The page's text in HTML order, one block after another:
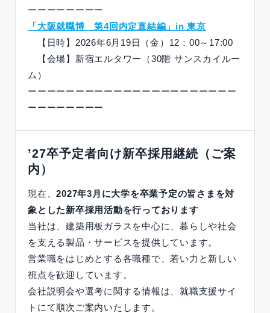
ーーーーーーーー
「大阪就職博 第4回内定直結編」in 東京
【日時】2026年6月19日（金）12：00～17:00
【会場】新宿エルタワー（30階 サンスカイルー
ム）
ーーーーーーーーーーーーーーーーーーーーーー
ーーーーーーーー
’27卒予定者向け新卒採用継続（ご案
内）
現在、2027年3月に大学を卒業予定の皆さまを対
象とした新卒採用活動を行っております
当社は、建築用板ガラスを中心に、暮らしや社会
を支える製品・サービスを提供しています。
営業職をはじめとする各職種で、若い力と新しい
視点を歓迎しています。
会社説明会や選考に関する情報は、就職支援サイ
トにて順次ご案内いたします。